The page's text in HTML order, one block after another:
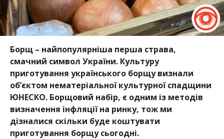
Борщ – найпопулярніша перша страва,
смачний символ України. Культуру
приготування українського борщу визнали
об’єктом нематеріальної культурної спадщини
ЮНЕСКО. Борщовий набір, є одним із методів
визначення інфляції на ринку, тож ми
дізналися скільки буде коштувати
приготування борщу сьогодні.